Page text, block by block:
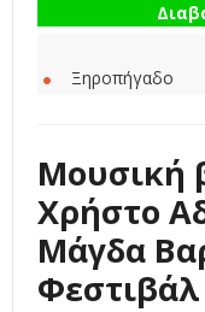
Ξηροπήγαδο
Μουσική
Χρήστο
Μάγδα